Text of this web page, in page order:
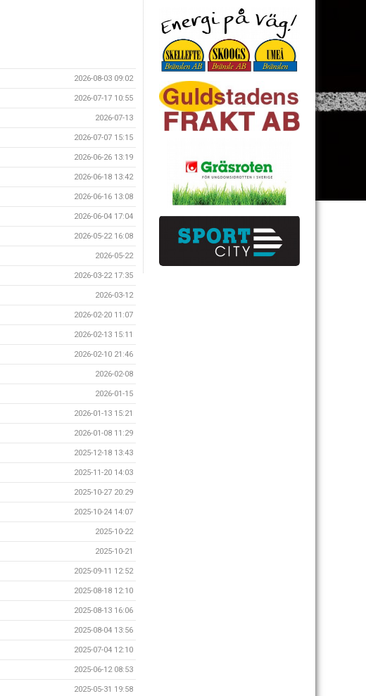
2026-08-03 09:02
2026-07-17 10:55
2026-07-13
2026-07-07 15:15
2026-06-26 13:19
2026-06-18 13:42
2026-06-16 13:08
2026-06-04 17:04
2026-05-22 16:08
2026-05-22
2026-03-22 17:35
2026-03-12
2026-02-20 11:07
2026-02-13 15:11
2026-02-10 21:46
2026-02-08
2026-01-15
2026-01-13 15:21
2026-01-08 11:29
2025-12-18 13:43
2025-11-20 14:03
2025-10-27 20:29
2025-10-24 14:07
2025-10-22
2025-10-21
2025-09-11 12:52
2025-08-18 12:10
2025-08-13 16:06
2025-08-04 13:56
2025-07-04 12:10
2025-06-12 08:53
2025-05-31 19:58